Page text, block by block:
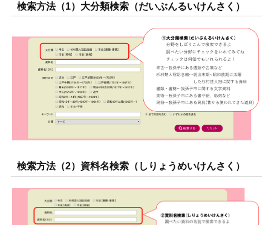
検索方法（1）大分類検索（だいぶんるいけんさく）
検索方法（2）資料名検索（しりょうめいけんさく）